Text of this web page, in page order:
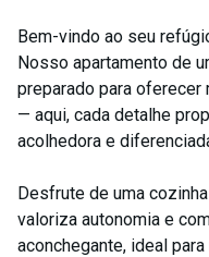
Bem-vindo ao seu
Nosso apartamento de
preparado para
— aqui, cada detalhe
acolhedora e
Desfrute de uma
valoriza autonomia e
aconchegante, ideal